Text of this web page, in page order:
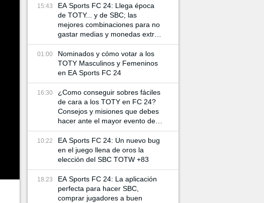
15:43
EA Sports FC 24: Llega época
de TOTY... y de SBC; las
mejores combinaciones para no
gastar medias y monedas extra
en el juego
01:00
Nominados y cómo votar a los
TOTY Masculinos y Femeninos
en EA Sports FC 24
16:30
¿Como conseguir sobres fáciles
de cara a los TOTY en FC 24?
Consejos y misiones que debes
hacer ante el mayor evento del
año
10:22
EA Sports FC 24: Un nuevo bug
en el juego llena de oros la
elección del SBC TOTW +83
18:23
EA Sports FC 24: La aplicación
perfecta para hacer SBC,
comprar jugadores a buen